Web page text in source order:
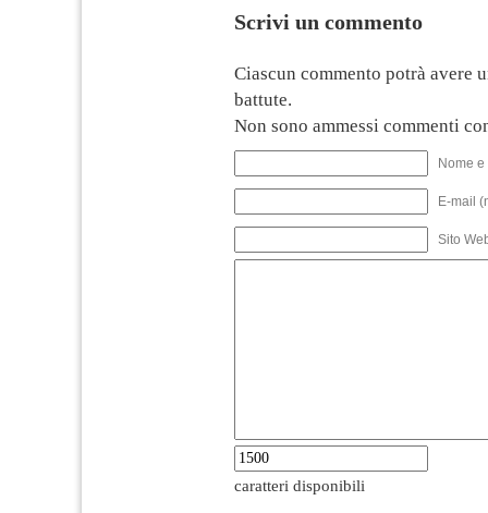
Scrivi un commento
Ciascun commento potrà avere
battute.
Non sono ammessi commenti
Nome
E-mail
Sito
caratteri disponibili